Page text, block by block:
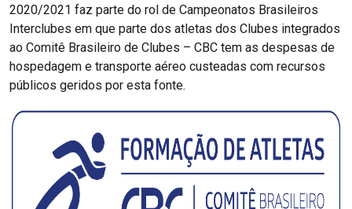
2020/2021 faz parte do rol de Campeonatos Brasileiros
Interclubes em que parte dos atletas dos Clubes integrados
ao Comitê Brasileiro de Clubes – CBC tem as despesas de
hospedagem e transporte aéreo custeadas com recursos
públicos geridos por esta fonte.